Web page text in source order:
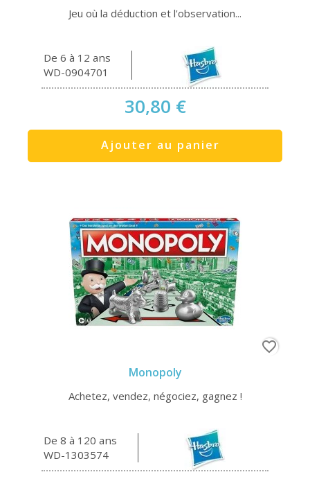
Jeu où la déduction et l'observation...
De 6 à 12 ans
WD-0904701
30,80 €
Ajouter au panier
Monopoly
Achetez, vendez, négociez, gagnez !
De 8 à 120 ans
WD-1303574
favorite_border